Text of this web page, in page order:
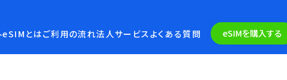
とはご利用の流れ法人サービス よくある質問 eSIMを購入する